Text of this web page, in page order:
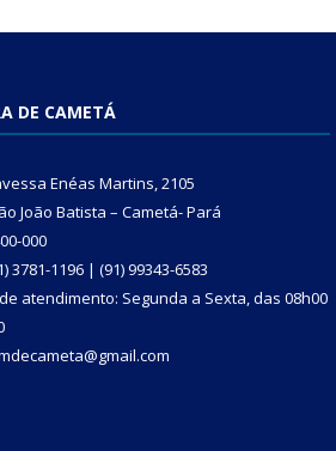
DE CAMETÁ
Enéas Martins, 2105
João Batista – Cametá- Pará
000
3781-1196 | (91) 99343-6583
atendimento: Segunda a Sexta, das 08h00